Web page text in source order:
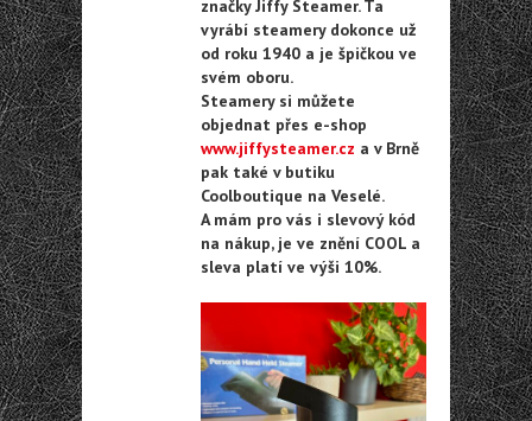
značky Jiffy Steamer. Ta
vyrábí steamery dokonce už
od roku 1940 a je špičkou ve
svém oboru.
Steamery si můžete
objednat přes e-shop
www.jiffysteamer.cz a v Brně
pak také v butiku
Coolboutique na Veselé.
A mám pro vás i slevový kód
na nákup, je ve znění COOL a
sleva platí ve výši 10%.